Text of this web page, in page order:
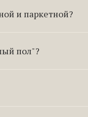
и паркетной?
пол"?